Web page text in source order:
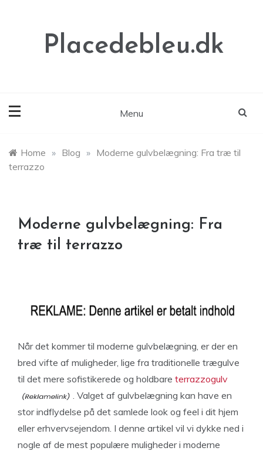
Placedebleu.dk
Menu
Home » Blog » Moderne gulvbelægning: Fra træ til
terrazzo
Moderne gulvbelægning: Fra
træ til terrazzo
Når det kommer til moderne gulvbelægning, er der en
bred vifte af muligheder, lige fra traditionelle trægulve
til det mere sofistikerede og holdbare terrazzogulv
. Valget af gulvbelægning kan have en
stor indflydelse på det samlede look og feel i dit hjem
eller erhvervsejendom. I denne artikel vil vi dykke ned i
nogle af de mest populære muligheder i moderne